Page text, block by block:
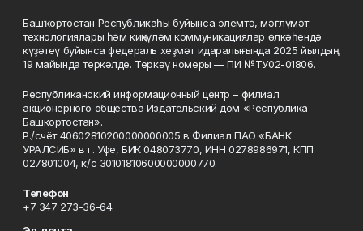
Башҡортостан Республикаһы буйынса элемтә, мәғлүмәт
технологиялары һәм киңкүләм коммуникациялар өлкәһендә
күҙәтеү буйынса федераль хеҙмәт идаралығында 2025 йылдың
19 майында теркәлде. Теркәү номеры — ПИ №ТУ02-01806.
Республиканский информационный центр – филиал
акционерного общества Издательский дом «Республика
Башкортостан».
Р./счёт 40602810200000000005 в Филиал ПАО «БАНК
УРАЛСИБ» в г. Уфе, БИК 048073770, ИНН 0278986971, КПП
027801004, к/с 30101810600000000770.
Телефон
+7 347 273-36-64.